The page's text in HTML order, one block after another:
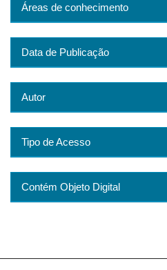
Áreas de conhecimento
Data de Publicação
Autor
Tipo de Acesso
Contém Objeto Digital